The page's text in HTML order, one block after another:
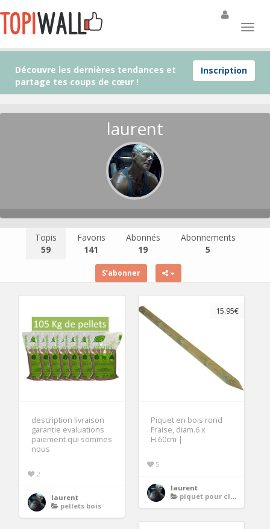
Inscription
Découvre les dernières tendances et
partage tes coups de cœur !
laurent
Topis
59
Favoris
141
Abonnés
19
Abonnements
5
S’abonner
description livraison
garantie evaluations
paiement qui sommes
nous
2
laurent
pellets bois
15.95€
Piquet en bois rond
Fraise, diam.6 x
H.60cm |
5
laurent
piquet pour cloture